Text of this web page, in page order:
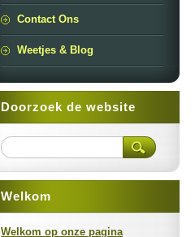
Contact Ons
Weetjes & Blog
Doorzoek de website
Welkom
Welkom op onze pagina